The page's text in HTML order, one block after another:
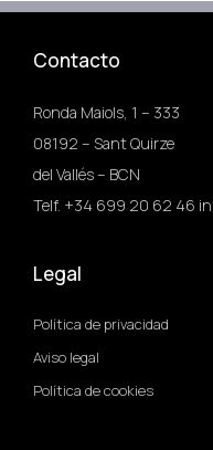
Contacto
Ronda Maiols, 1 – 333
08192 – Sant Quirze
del Vallés – BCN
Telf. +34 699 20 62 46
Legal
Política de privacidad
Aviso legal
Política de cookies